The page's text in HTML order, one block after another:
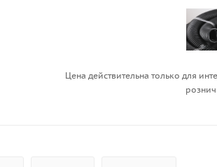
Цена действительна только для